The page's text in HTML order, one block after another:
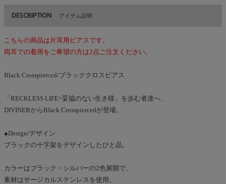
DESCRIPTION アイテム説明
こちらの商品は片耳用ピアスです。
両耳での着用をご希望の方は2点ご注文ください。
Black Crosspierced/ブラッククロスピアス
「RECKLESS LIFE=妥協のない生き様」を歩む者達へ、
DIVINERからBlack Crosspiercedが登場。
●Design/デザイン
ブラックの十字架をデザインしたひと品。
カラーはブラック・シルバーの2色展開で、
素材はサージカルステンレスを使用。